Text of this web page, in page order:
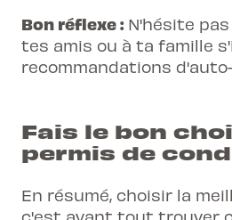
Bon réflexe : N'hésite
tes amis ou à ta famille
recommandations
Fais le bon
permis de
En résumé, choisir la
c'est avant tout trouver